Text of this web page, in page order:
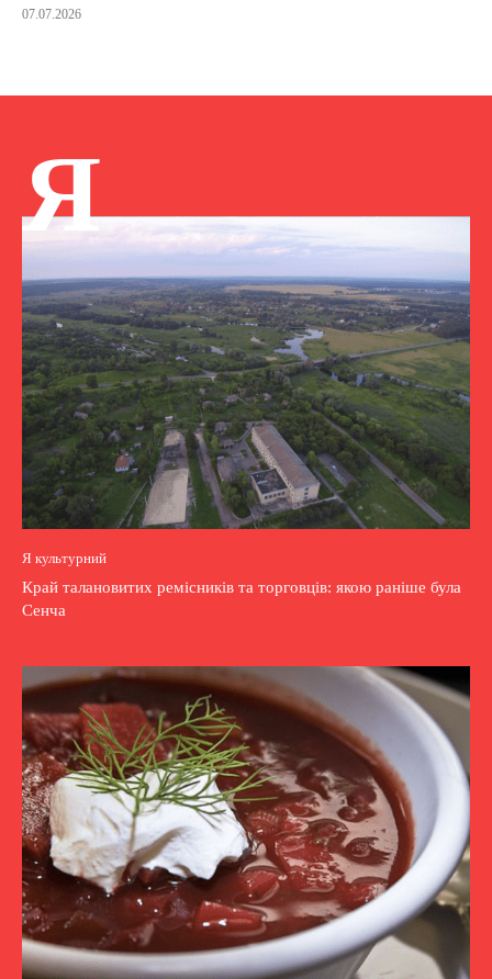
07.07.2026
Я
Я культурний
Край талановитих ремісників та торговців: якою раніше була
Сенча